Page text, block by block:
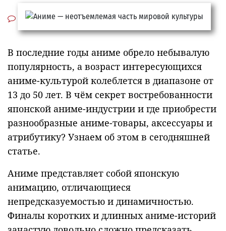
В последние годы аниме обрело небывалую
популярность, а возраст интересующихся
аниме-культурой колеблется в диапазоне от
13 до 50 лет. В чём секрет востребованности
японской аниме-индустрии и где приобрести
разнообразные аниме-товары, аксессуары и
атрибутику? Узнаем об этом в сегодняшней
статье.
Аниме представляет собой японскую
анимацию, отличающиеся
непредсказуемостью и динамичностью.
Финалы коротких и длинных аниме-историй